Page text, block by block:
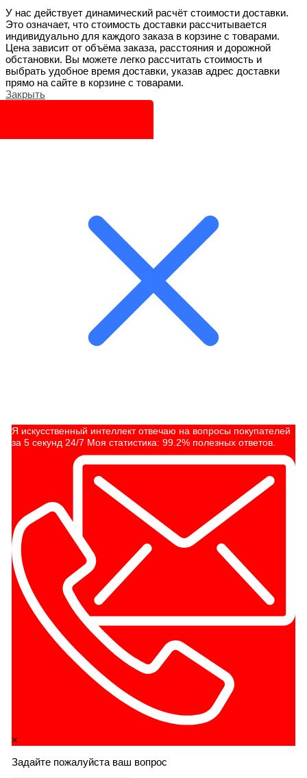
У нас действует динамический расчёт стоимости доставки.
Это означает, что стоимость доставки рассчитывается
индивидуально для каждого заказа в корзине с товарами.
Цена зависит от объёма заказа, расстояния и дорожной
обстановки. Вы можете легко рассчитать стоимость и
выбрать удобное время доставки, указав адрес доставки
прямо на сайте в корзине с товарами.
Закрыть
Я искусственный интеллект отвечаю на вопросы покупателей
за 5 секунд 24/7 Моя статистика: 99.2% полезных ответов.
×
Задайте пожалуйста ваш вопрос